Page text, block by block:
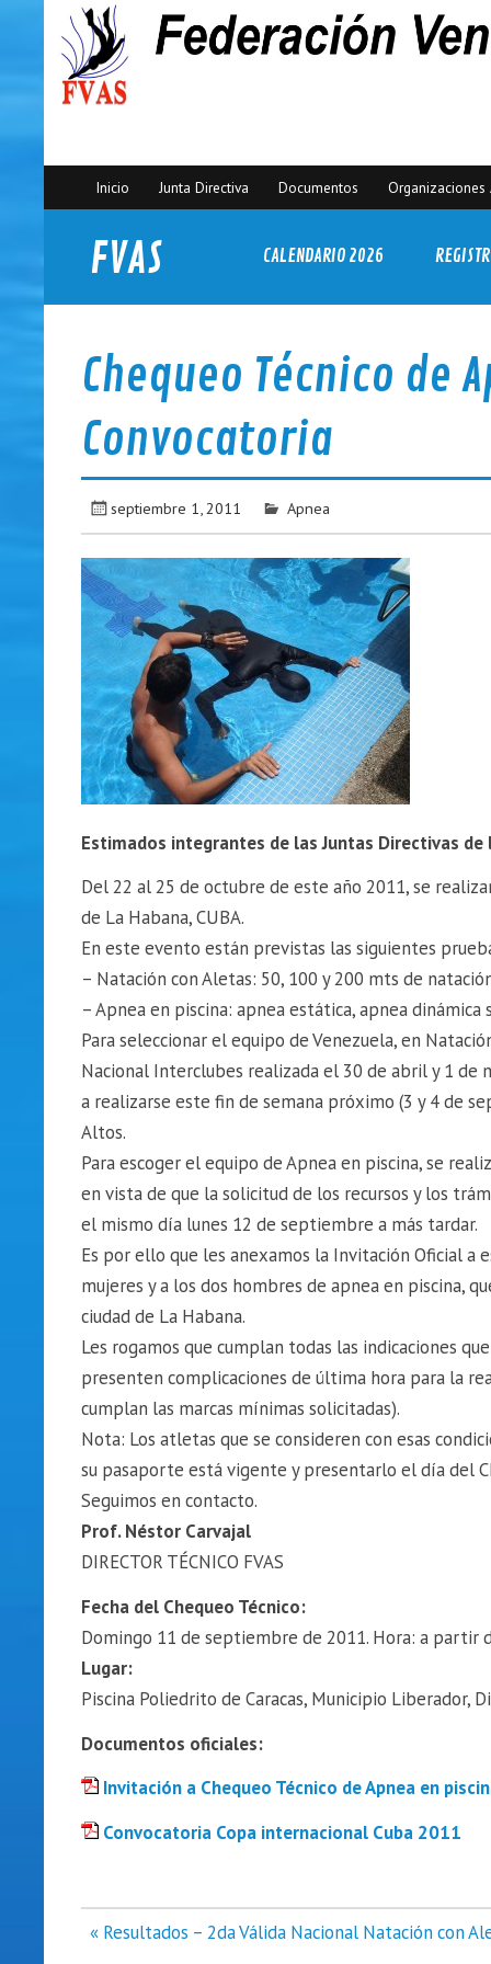
Inicio Junta Directiva Documentos Organizaciones
FVAS
Federación Venezolana de Actividades Subacuáticas
CALENDARIO 2026
Chequeo Técnico de
Convocatoria
septiembre 1, 2011 Apnea
Estimados integrantes de las Juntas Directivas
Del 22 al 25 de octubre de este año 2011, se
de La Habana, CUBA.
En este evento están previstas las siguientes
– Natación con Aletas: 50, 100 y 200 mts de
– Apnea en piscina: apnea estática, apnea
Para seleccionar el equipo de Venezuela, en
Nacional Interclubes realizada el 30 de abril y 1 de
a realizarse este fin de semana próximo (3 y 4 de
Altos.
Para escoger el equipo de Apnea en piscina, se
en vista de que la solicitud de los recursos y los
el mismo día lunes 12 de septiembre a más tardar.
Es por ello que les anexamos la Invitación Oficial a
mujeres y a los dos hombres de apnea en piscina,
ciudad de La Habana.
Les rogamos que cumplan todas las indicaciones
presenten complicaciones de última hora para la
cumplan las marcas mínimas solicitadas).
Nota: Los atletas que se consideren con esas
su pasaporte está vigente y presentarlo el día del
Seguimos en contacto.
Prof. Néstor Carvajal
DIRECTOR TÉCNICO FVAS
Fecha del Chequeo Técnico:
Domingo 11 de septiembre de 2011. Hora: a partir
Lugar:
Piscina Poliedrito de Caracas, Municipio Liberador,
Documentos oficiales:
Invitación a Chequeo Técnico de Apnea en
Convocatoria Copa internacional Cuba 2011
Navegación
« Resultados – 2da Válida Nacional Natación con